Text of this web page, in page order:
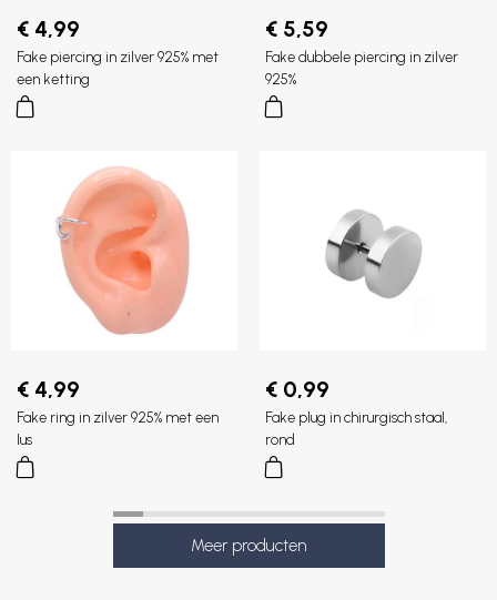
€ 4,99
Fake piercing in zilver 925% met
een ketting
€ 5,59
Fake dubbele piercing in zilver
925%
€ 4,99
Fake ring in zilver 925% met een
lus
€ 0,99
Fake plug in chirurgisch staal,
rond